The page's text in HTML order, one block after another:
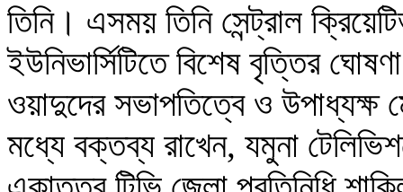
তিনি। এসময় তিনি সেন্ট্রাল
ইউনিভার্সিটিতে বিশেষ বৃত্তির
ওয়াদুদের সভাপতিত্বে ও উপাধ্যক্ষ
মধ্যে বক্তব্য রাখেন, যমুনা